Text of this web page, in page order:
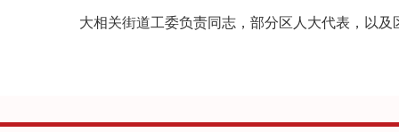
大相关街道工委负责同志，部分区人大代表，以